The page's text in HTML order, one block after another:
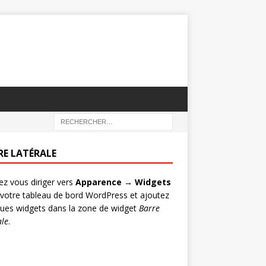
LATÉRALE
vous diriger vers Apparence → Widgets
tableau de bord WordPress et ajoutez
widgets dans la zone de widget Barre
.